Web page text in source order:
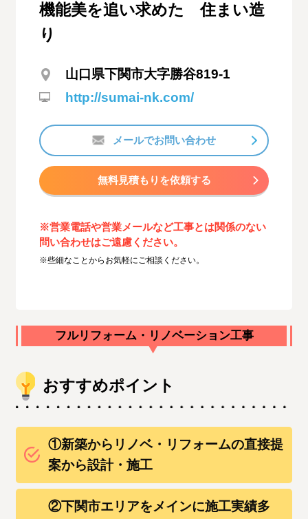
機能美を追い求めた 住まい造
り
山口県下関市大字勝谷819-1
http://sumai-nk.com/
メールでお問い合わせ
無料見積もりを依頼する
※営業電話や営業メールなど工事とは関係のない
問い合わせはご遠慮ください。
※些細なことからお気軽にご相談ください。
フルリフォーム・リノベーション工事
おすすめポイント
①新築からリノベ・リフォームの直接提
案から設計・施工
②下関市エリアをメインに施工実績多